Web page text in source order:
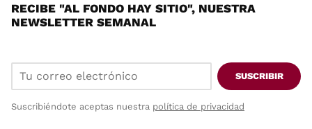
RECIBE "AL FONDO HAY SITIO", NUESTRA
NEWSLETTER SEMANAL
SUSCRIBIR
Suscribiéndote aceptas nuestra política de privacidad